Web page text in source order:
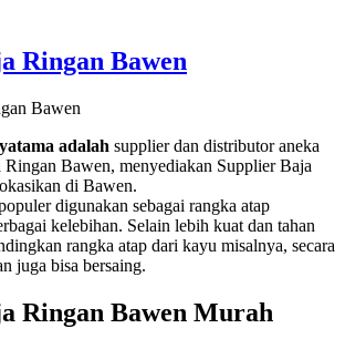
Ringan Bawen
adalah supplier dan distributor aneka
Bawen, menyediakan Supplier Baja
di Bawen.
digunakan sebagai rangka atap
kelebihan. Selain lebih kuat dan tahan
rangka atap dari kayu misalnya, secara
juga bisa bersaing.
Ringan Bawen Murah